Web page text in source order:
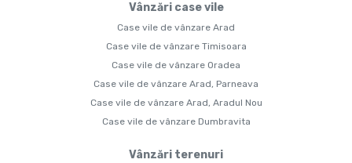
Vânzări case vile
Case vile de vânzare Arad
Case vile de vânzare Timisoara
Case vile de vânzare Oradea
Case vile de vânzare Arad, Parneava
Case vile de vânzare Arad, Aradul Nou
Case vile de vânzare Dumbravita
Vânzări terenuri